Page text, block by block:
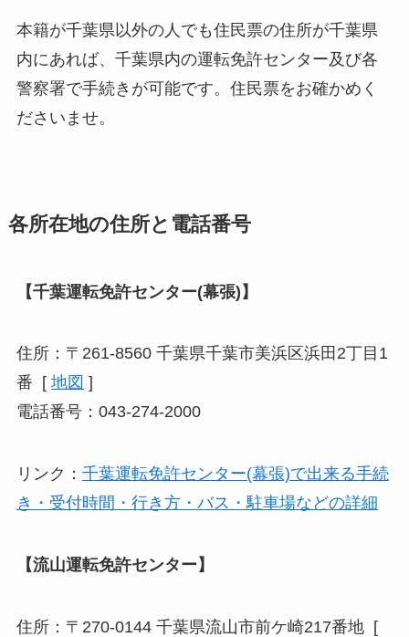
本籍が千葉県以外の人でも住民票の住所が千葉県
内にあれば、千葉県内の運転免許センター及び各
警察署で手続きが可能です。住民票をお確かめく
ださいませ。
各所在地の住所と電話番号
【千葉運転免許センター(幕張)】
住所：〒261-8560 千葉県千葉市美浜区浜田2丁目1
番 [ 地図 ]
電話番号：043-274-2000
リンク： 千葉運転免許センター(幕張)で出来る手続
き・受付時間・行き方・バス・駐車場などの詳細
【流山運転免許センター】
住所：〒270-0144 千葉県流山市前ケ崎217番地 [